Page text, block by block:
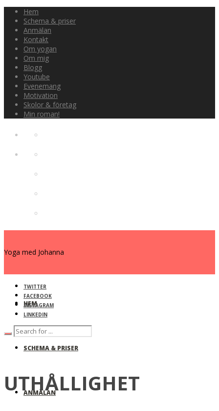
Hem
Schema & priser
Anmälan
Kontakt
Om yogan
Om mig
Blogg
Youtube
Evenemang
Motivation
Skolor & företag
Min roman!
Yoga med Johanna
HEM
SCHEMA & PRISER
ANMÄLAN
TWITTER
FACEBOOK
INSTAGRAM
LINKEDIN
UTHÅLLIGHET